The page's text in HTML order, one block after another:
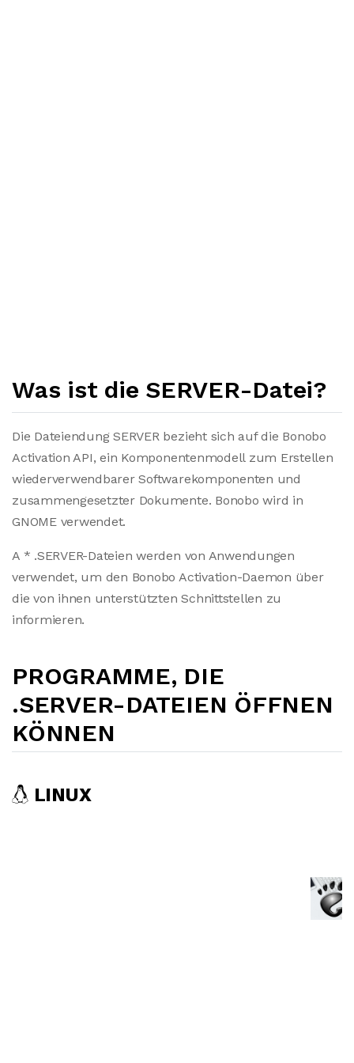
Was ist die SERVER-Datei?
Die Dateiendung SERVER bezieht sich auf die Bonobo
Activation API, ein Komponentenmodell zum Erstellen
wiederverwendbarer Softwarekomponenten und
zusammengesetzter Dokumente. Bonobo wird in
GNOME verwendet.
A * .SERVER-Dateien werden von Anwendungen
verwendet, um den Bonobo Activation-Daemon über
die von ihnen unterstützten Schnittstellen zu
informieren.
PROGRAMME, DIE
.SERVER-DATEIEN ÖFFNEN
KÖNNEN
LINUX